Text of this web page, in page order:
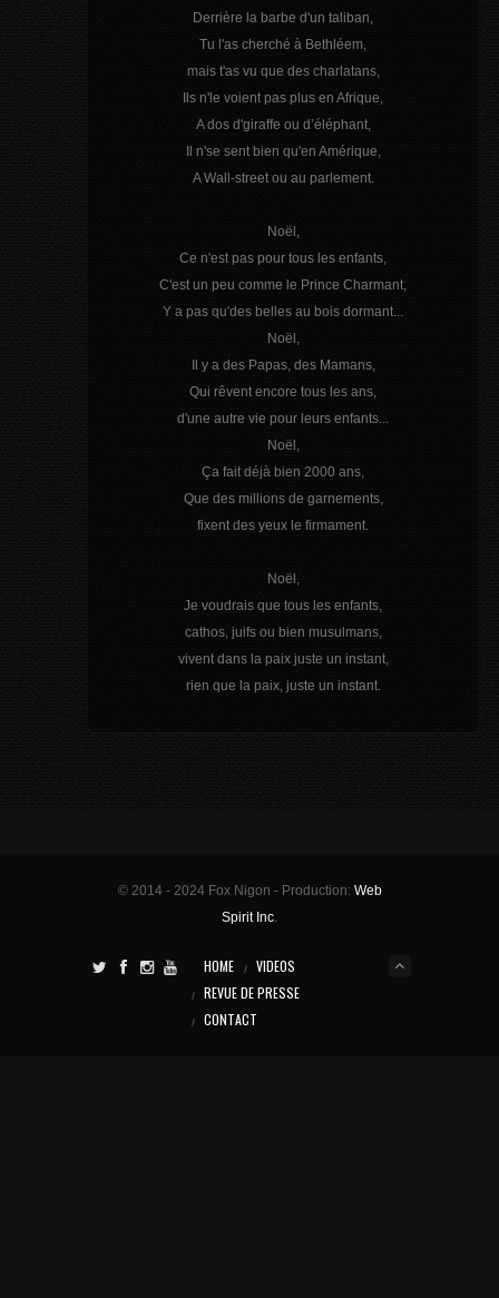
Derrière la barbe d'un taliban,
Tu l'as cherché à Bethléem,
mais t'as vu que des charlatans,
Ils n'le voient pas plus en Afrique,
A dos d'giraffe ou d’éléphant,
Il n'se sent bien qu'en Amérique,
A Wall-street ou au parlement.
Noël,
Ce n'est pas pour tous les enfants,
C'est un peu comme le Prince Charmant,
Y a pas qu'des belles au bois dormant...
Noël,
Il y a des Papas, des Mamans,
Qui rêvent encore tous les ans,
d'une autre vie pour leurs enfants...
Noël,
Ça fait déjà bien 2000 ans,
Que des millions de garnements,
fixent des yeux le firmament.
Noël,
Je voudrais que tous les enfants,
cathos, juifs ou bien musulmans,
vivent dans la paix juste un instant,
rien que la paix, juste un instant.
© 2014 - 2024 Fox Nigon - Production: Web
Spirit Inc.
HOME
VIDEOS
REVUE DE PRESSE
CONTACT